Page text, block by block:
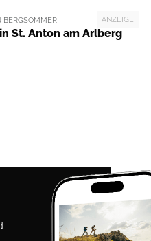
ANZEIGE
BERGSOMMER
St. Anton am Arlberg